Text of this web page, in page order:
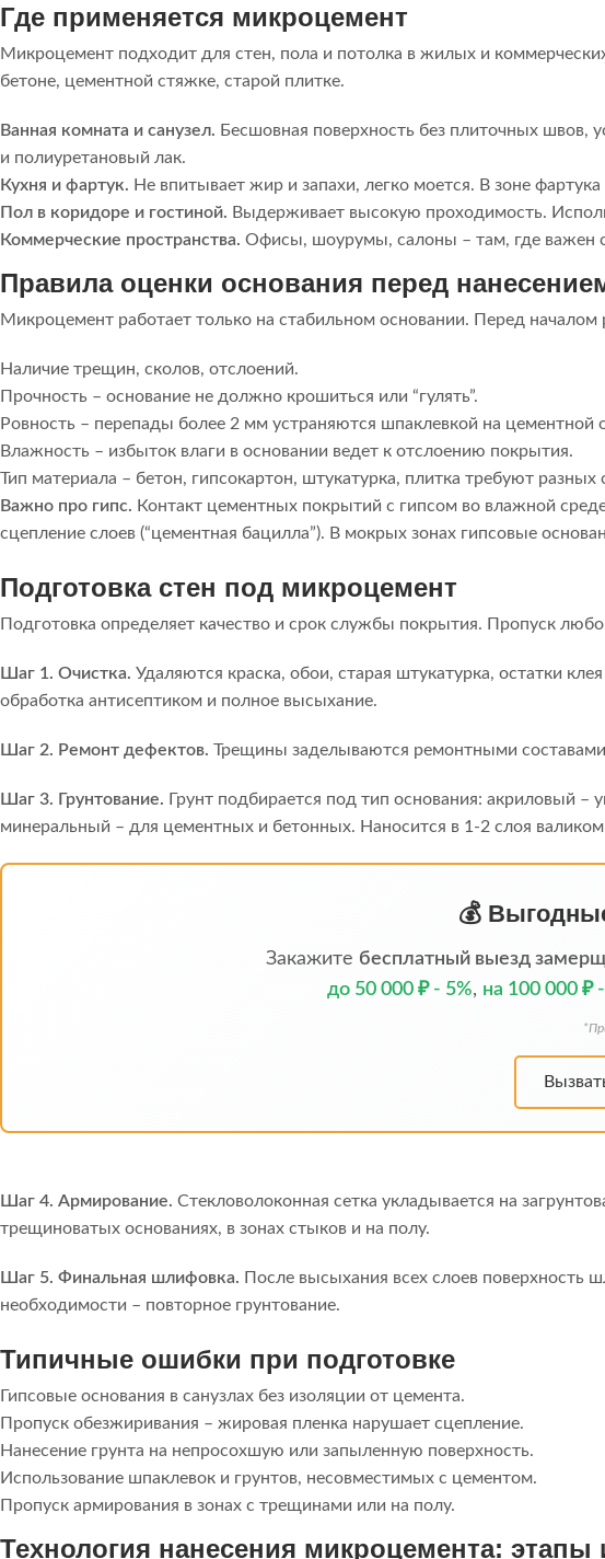
Где применяется микроцемент
Микроцемент подходит для стен, пола и потолка в жилых и
бетоне, цементной стяжке, старой плитке.
Ванная комната и санузел. Бесшовная поверхность без плиточных швов,
и полиуретановый лак.
Кухня и фартук. Не впитывает жир и запахи, легко моется. В зоне
Пол в коридоре и гостиной. Выдерживает высокую проходимость.
Коммерческие пространства. Офисы, шоурумы, салоны – там, где важен
Правила оценки основания перед
Микроцемент работает только на стабильном основании. Перед началом
Наличие трещин, сколов, отслоений.
Прочность – основание не должно крошиться или “гулять”.
Ровность – перепады более 2 мм устраняются шпаклевкой на цементной
Влажность – избыток влаги в основании ведет к отслоению покрытия.
Тип материала – бетон, гипсокартон, штукатурка, плитка требуют разных
Важно про гипс. Контакт цементных покрытий с гипсом во влажной
сцепление слоев (“цементная бацилла”). В мокрых зонах гипсовые
Подготовка стен под микроцемент
Подготовка определяет качество и срок службы покрытия. Пропуск
Шаг 1. Очистка. Удаляются краска, обои, старая штукатурка, остатки
обработка антисептиком и полное высыхание.
Шаг 2. Ремонт дефектов. Трещины заделываются ремонтными
Шаг 3. Грунтование. Грунт подбирается под тип основания: акриловый
минеральный – для цементных и бетонных. Наносится в 1-2 слоя
💰
Закажите бесплатный выезд
до 50 000 ₽ - 5%, на 100 000 ₽
Шаг 4. Армирование. Стекловолоконная сетка укладывается на
трещиноватых основаниях, в зонах стыков и на полу.
Шаг 5. Финальная шлифовка. После высыхания всех слоев поверхность
необходимости – повторное грунтование.
Типичные ошибки при подготовке
Гипсовые основания в санузлах без изоляции от цемента.
Пропуск обезжиривания – жировая пленка нарушает сцепление.
Нанесение грунта на непросохшую или запыленную поверхность.
Использование шпаклевок и грунтов, несовместимых с цементом.
Пропуск армирования в зонах с трещинами или на полу.
Технология нанесения микроцемента: этапы